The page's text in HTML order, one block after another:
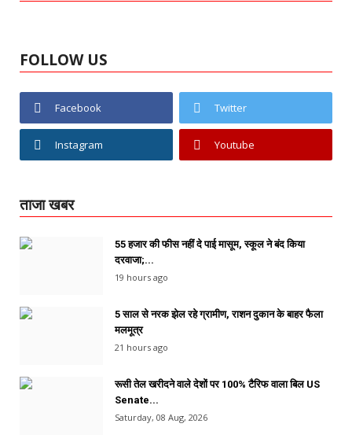
FOLLOW US
Facebook Twitter
Instagram Youtube
ताजा खबर
55 हजार की फीस नहीं दे पाई मासूम, स्कूल ने बंद किया
दरवाजा;...
19 hours ago
5 साल से नरक झेल रहे ग्रामीण, राशन दुकान के बाहर फैला
मलमूत्र
21 hours ago
रूसी तेल खरीदने वाले देशों पर 100% टैरिफ वाला बिल US
Senate...
Saturday, 08 Aug, 2026